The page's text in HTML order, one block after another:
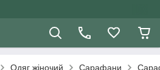
Одяг жіночий Сарафани